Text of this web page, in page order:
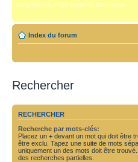
compétence, reportages et technique.
Index du forum
Rechercher
RECHERCHER
Recherche par mots-clés:
Placez un + devant un mot qui doit être
être exclu. Tapez une suite de mots
uniquement un des mots doit être
des recherches partielles.